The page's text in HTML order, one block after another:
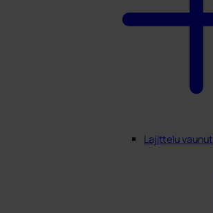
Lajittelu vaunut